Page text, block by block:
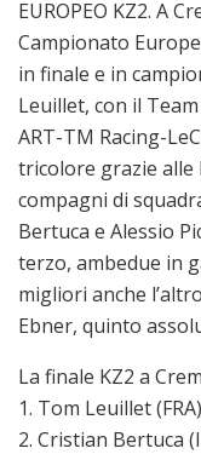
EUROPEO KZ2. A
Campionato
in finale e in
Leuillet, con il
ART-TM Racing-
tricolore grazie
compagni di
Bertuca e Alessio
terzo, ambedue in
migliori anche
Ebner, quinto
La finale KZ2 a
1. Tom Leuillet (FRA)
2. Cristian Bertuca